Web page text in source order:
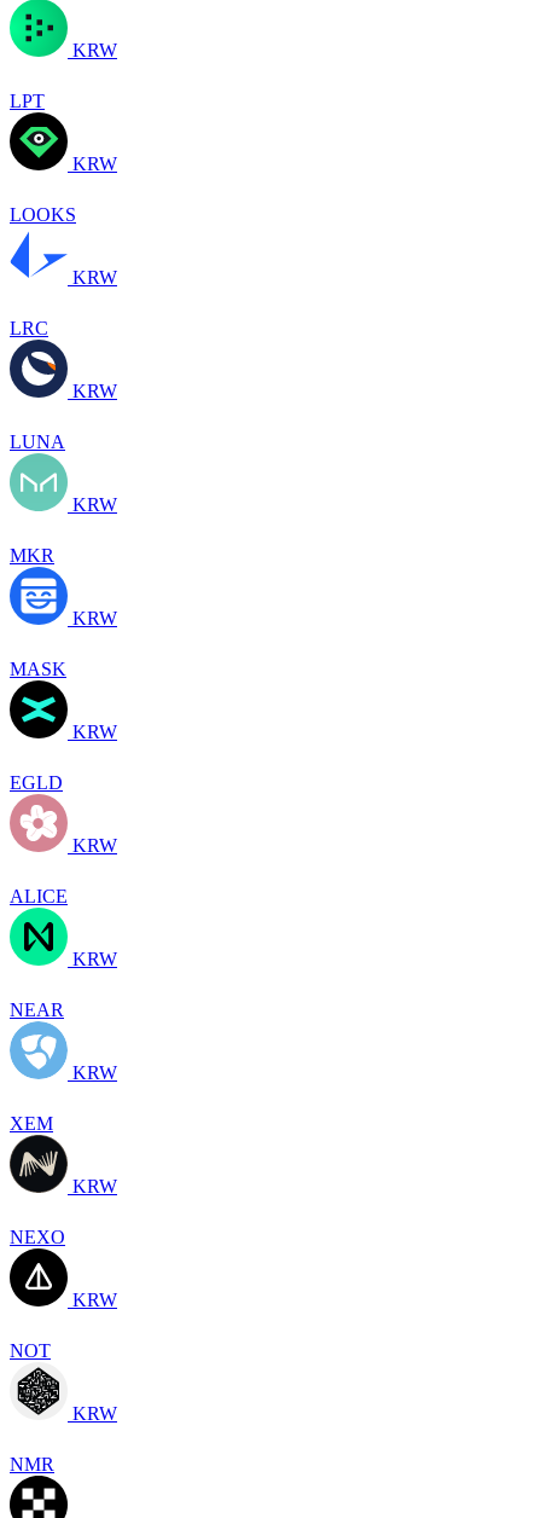
KRW
LPT
KRW
LOOKS
KRW
LRC
KRW
LUNA
KRW
MKR
KRW
MASK
KRW
EGLD
KRW
ALICE
KRW
NEAR
KRW
XEM
KRW
NEXO
KRW
NOT
KRW
NMR